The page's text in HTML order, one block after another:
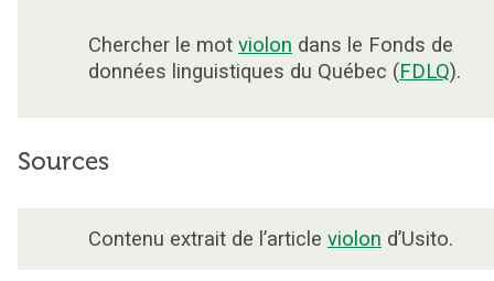
Chercher le mot violon dans le Fonds de
données linguistiques du Québec (FDLQ).
Sources
Contenu extrait de l’article violon d’Usito.